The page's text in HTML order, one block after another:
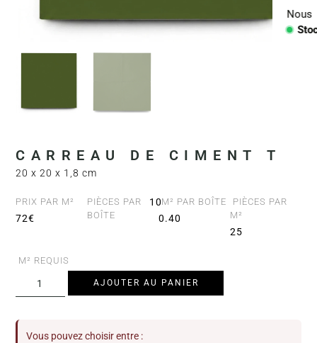
Nous
CARREAU DE CIMENT T
20 x 20 x 1,8 cm
PRIX PAR M²
72€
PIÈCES PAR
BOÎTE
10M² PAR BOÎTE
0.40
PIÈCES PAR
M²
25
M² REQUIS
AJOUTER AU PANIER
Vous pouvez choisir entre :